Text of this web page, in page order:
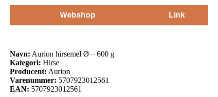
Webshop Link
Navn: Aurion hirsemel Ø – 600 g
Kategori: Hirse
Producent: Aurion
Varenummer: 5707923012561
EAN: 5707923012561